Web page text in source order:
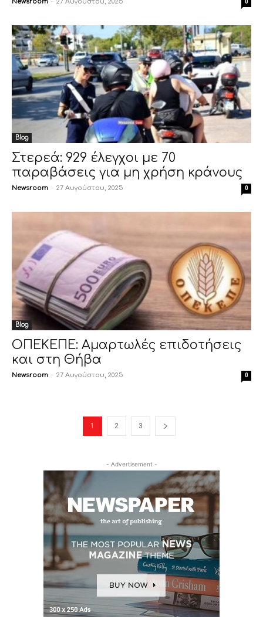
Blog
Στερεά: 929 έλεγχοι με 70
παραβάσεις για μη χρήση κράνους
Newsroom - 27 Αυγούστου, 2025 0
Blog
ΟΠΕΚΕΠΕ: Αμαρτωλές επιδοτήσεις
και στη Θήβα
Newsroom - 27 Αυγούστου, 2025 0
1 2 3
- Advertisement -